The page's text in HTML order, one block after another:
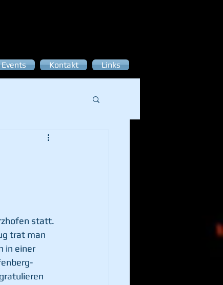
Events Kontakt Links
statt.
trat man
in einer